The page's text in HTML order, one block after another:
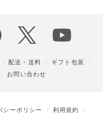
配送・送料
ギフト包装
お問い合わせ
シーポリシー
利用規約